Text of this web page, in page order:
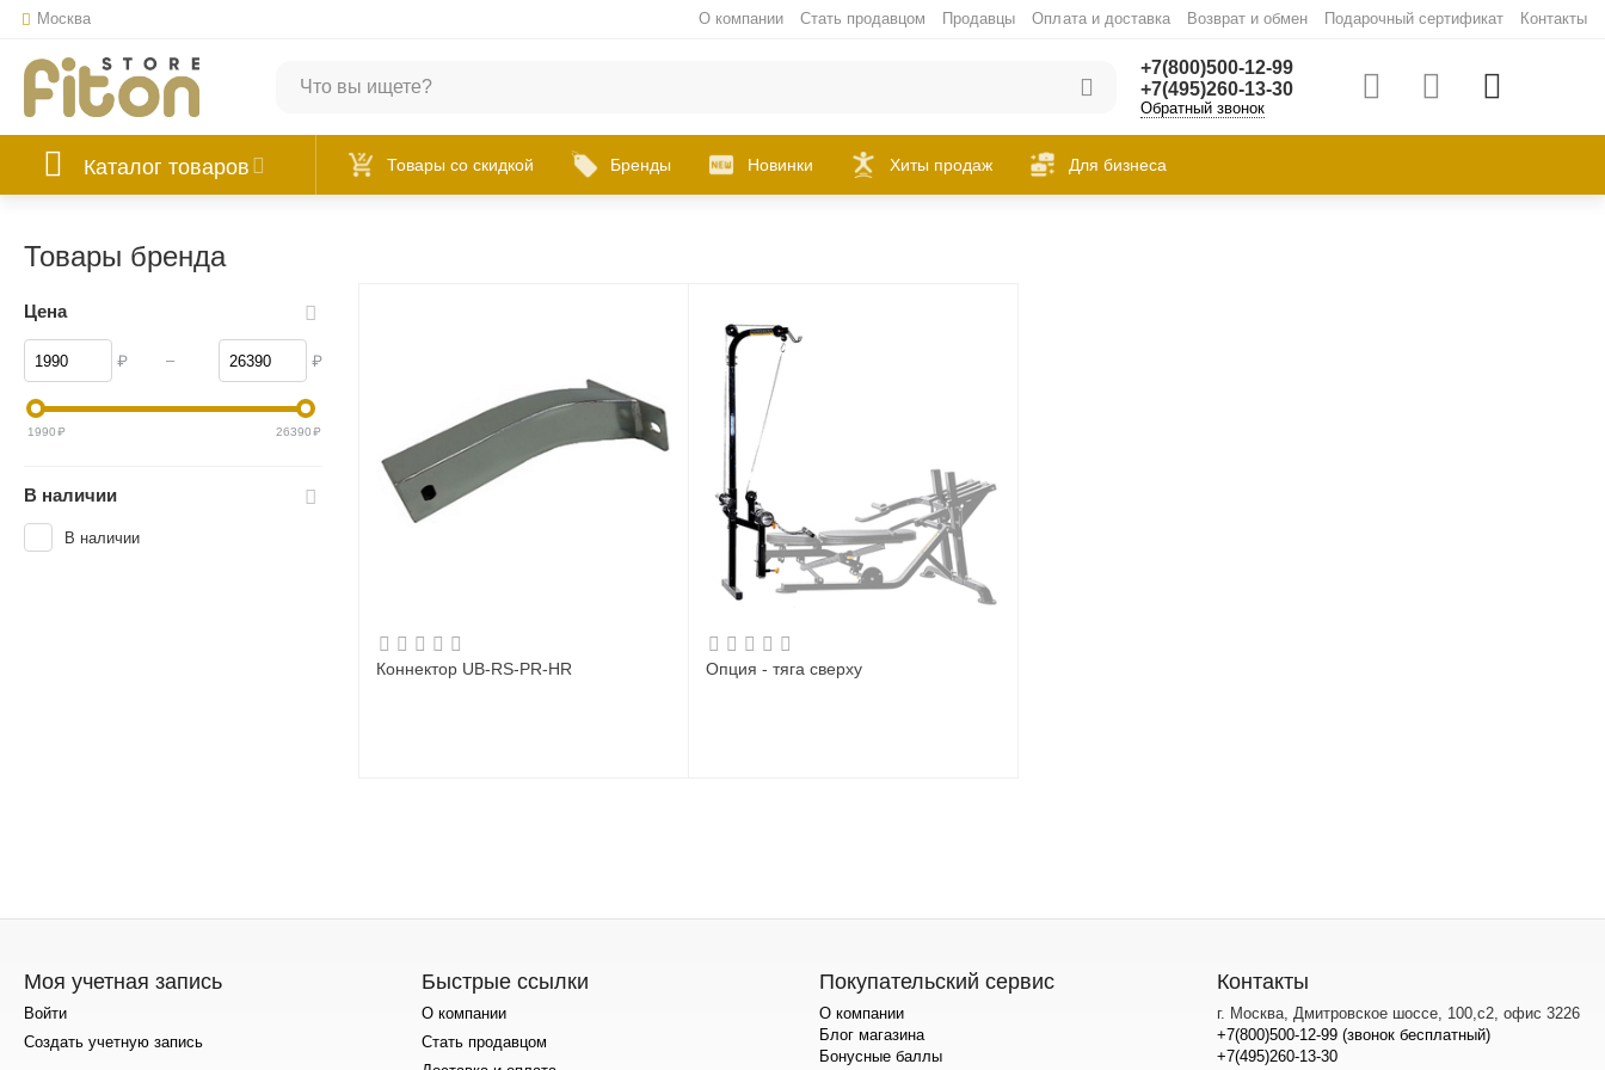
Москва О компании Стать продавцом Продавцы Оплата и доставка Возврат и обмен Подарочный сертификат Контакты
+7(800)500-12-99
+7(495)260-13-30
Обратный звонок
Каталог товаров Товары со скидкой Бренды Новинки Хиты продаж Для бизнеса
Товары бренда
Коннектор UB-RS-PR-HR Опция - тяга сверху
Цена
₽ – ₽
1990₽ 26390₽
В наличии
В наличии
Моя учетная запись
Войти
Создать учетную запись
Быстрые ссылки
О компании
Стать продавцом
Покупательский сервис
О компании
Блог магазина
Бонусные баллы
Контакты
г. Москва, Дмитровское шоссе, 100,с2, офис 3226
+7(800)500-12-99 (звонок бесплатный)
+7(495)260-13-30